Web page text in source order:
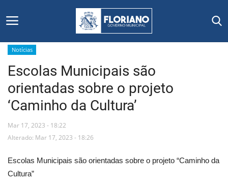
Início
Editais
Floriano
Mural de Licitações
Notícias
Escolas Municipais são
orientadas sobre o projeto
‘Caminho da Cultura’
Mar 17, 2023 - 18:22
Alterado: Mar 17, 2023 - 18:26
Escolas Municipais são orientadas sobre o projeto “Caminho da
Cultura”